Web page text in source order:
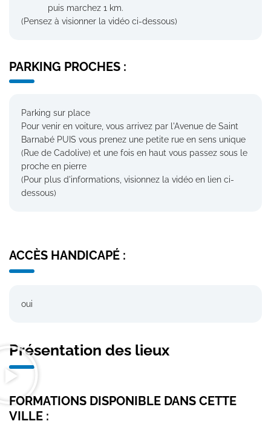
puis marchez 1 km.
(Pensez à visionner la vidéo ci-dessous)
PARKING PROCHES :
Parking sur place
Pour venir en voiture, vous arrivez par l'Avenue de Saint
Barnabé PUIS vous prenez une petite rue en sens unique
(Rue de Cadolive) et une fois en haut vous passez sous le
proche en pierre
(Pour plus d'informations, visionnez la vidéo en lien ci-
dessous)
ACCÈS HANDICAPÉ :
oui
Présentation des lieux
FORMATIONS DISPONIBLE DANS CETTE
VILLE :